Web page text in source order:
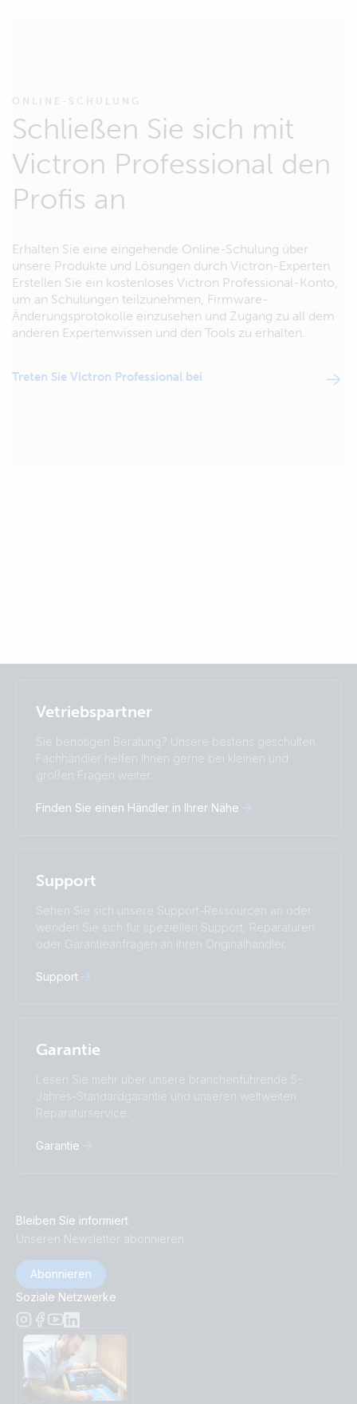
ONLINE-SCHULUNG
Schließen Sie sich mit
Victron Professional den
Profis an
Erhalten Sie eine eingehende Online-Schulung über
unsere Produkte und Lösungen durch Victron-Experten.
Erstellen Sie ein kostenloses Victron Professional-Konto,
um an Schulungen teilzunehmen, Firmware-
Änderungsprotokolle einzusehen und Zugang zu all dem
anderen Expertenwissen und den Tools zu erhalten.
Treten Sie Victron Professional bei
Deutsch
Change language
Čeština
Dansk
Deutsch
Italiano
Magyar
Suomalainen
Русский
Українська
中國人
Subscribe
Vetriebspartner
Sie benötigen Beratung? Unsere bestens geschulten
Fachhändler helfen Ihnen gerne bei kleinen und
großen Fragen weiter.
Finden Sie einen Händler in Ihrer Nähe
Support
Sehen Sie sich unsere Support-Ressourcen an oder
wenden Sie sich für speziellen Support, Reparaturen
oder Garantieanfragen an Ihren Originalhändler.
Support
Garantie
Lesen Sie mehr über unsere branchenführende 5-
Jahres-Standardgarantie und unseren weltweiten
Reparaturservice.
Garantie
Bleiben Sie informiert
Unseren Newsletter abonnieren
Abonnieren
Soziale Netzwerke